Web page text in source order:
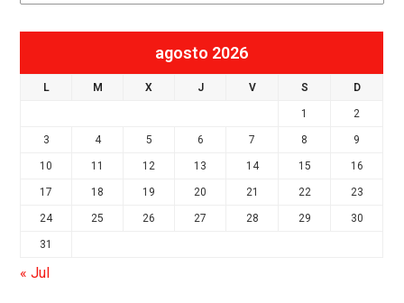
agosto 2026
L M X J V S D
1 2
3 4 5 6 7 8 9
10 11 12 13 14 15 16
17 18 19 20 21 22 23
24 25 26 27 28 29 30
31
« Jul